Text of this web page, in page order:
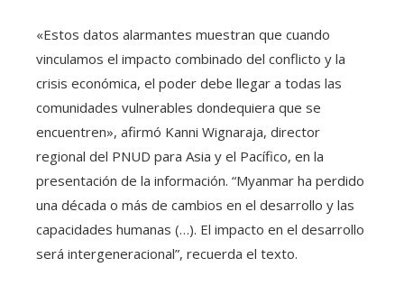
«Estos datos alarmantes muestran que cuando
vinculamos el impacto combinado del conflicto y la
crisis económica, el poder debe llegar a todas las
comunidades vulnerables dondequiera que se
encuentren», afirmó Kanni Wignaraja, director
regional del PNUD para Asia y el Pacífico, en la
presentación de la información. “Myanmar ha perdido
una década o más de cambios en el desarrollo y las
capacidades humanas (…). El impacto en el desarrollo
será intergeneracional”, recuerda el texto.